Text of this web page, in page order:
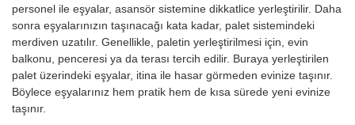
personel ile eşyalar, asansör sistemine dikkatlice yerleştirilir. Daha
sonra eşyalarınızın taşınacağı kata kadar, palet sistemindeki
merdiven uzatılır. Genellikle, paletin yerleştirilmesi için, evin
balkonu, penceresi ya da terası tercih edilir. Buraya yerleştirilen
palet üzerindeki eşyalar, itina ile hasar görmeden evinize taşınır.
Böylece eşyalarınız hem pratik hem de kısa sürede yeni evinize
taşınır.